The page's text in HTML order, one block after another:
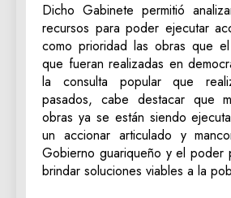
Dicho Gabinete permitió
recursos para poder ejecutar
como prioridad las obras que
que fueran realizadas en
la consulta popular que
pasados, cabe destacar que
obras ya se están siendo
un accionar articulado y
Gobierno guariqueño y el poder
brindar soluciones viables a la